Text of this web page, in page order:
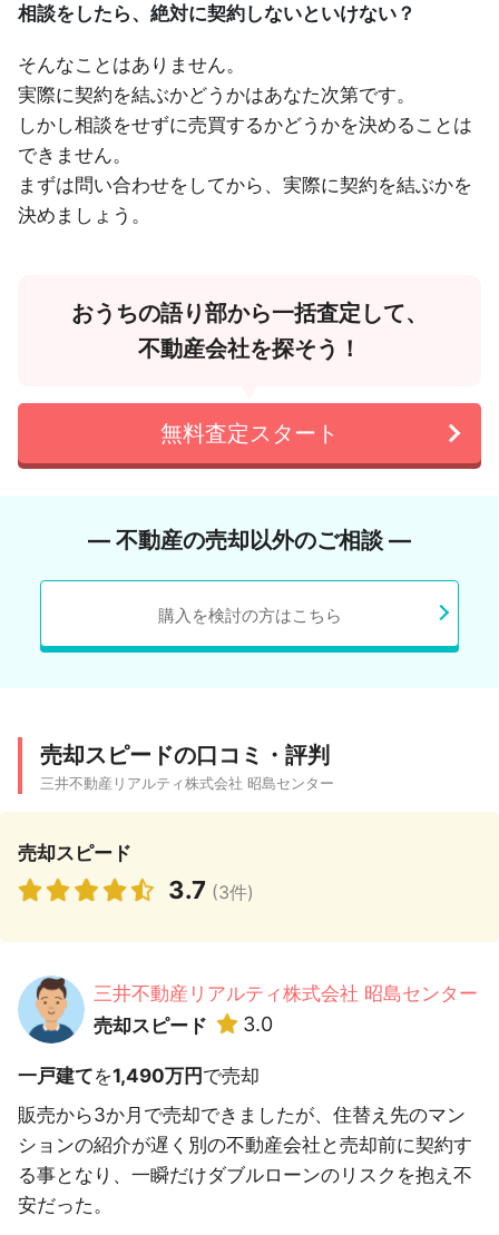
相談をしたら、絶対に契約しないといけない？
そんなことはありません。
実際に契約を結ぶかどうかはあなた次第です。
しかし相談をせずに売買するかどうかを決めることは
できません。
まずは問い合わせをしてから、実際に契約を結ぶかを
決めましょう。
おうちの語り部から一括査定して、
不動産会社を探そう！
無料査定スタート
― 不動産の売却以外のご相談 ―
購入を検討の方はこちら
売却スピードの口コミ・評判
三井不動産リアルティ株式会社 昭島センター
売却スピード
3.7 (3件)
三井不動産リアルティ株式会社 昭島センター
売却スピード
3.0
一戸建てを1,490万円で売却
販売から3か月で売却できましたが、住替え先のマン
ションの紹介が遅く別の不動産会社と売却前に契約す
る事となり、一瞬だけダブルローンのリスクを抱え不
安だった。